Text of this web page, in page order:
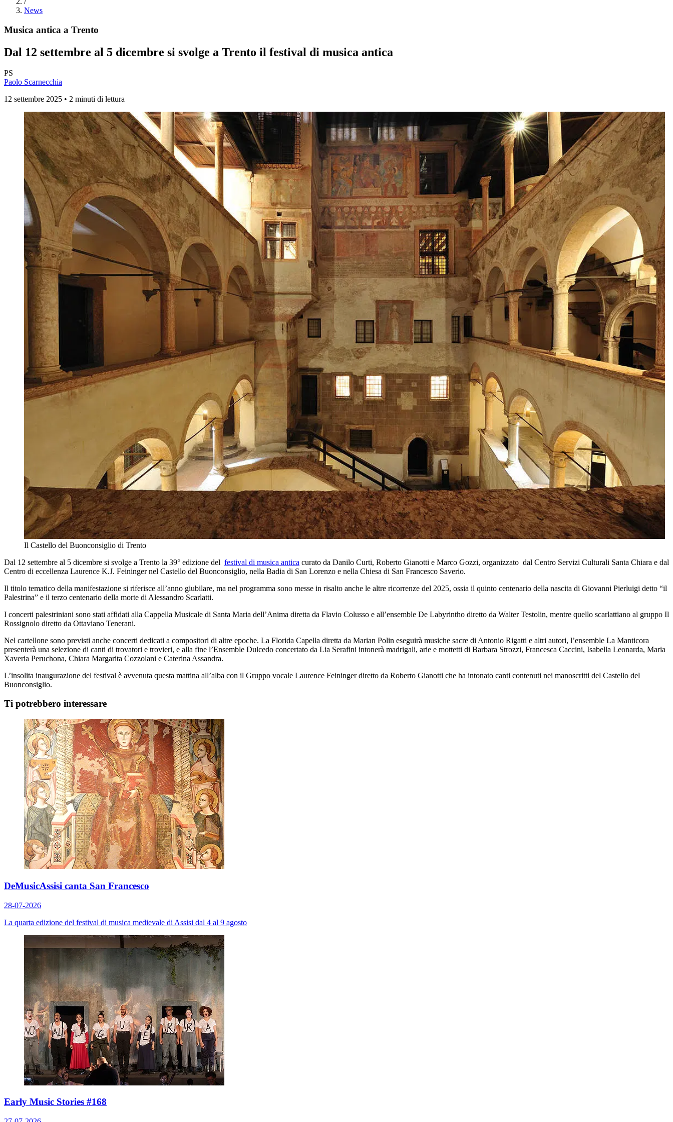
News
Musica antica a Trento
Dal 12 settembre al 5 dicembre si svolge a Trento il festival di musica antica
PS
Paolo Scarnecchia
12 settembre 2025 • 2 minuti di lettura
Il Castello del Buonconsiglio di Trento
Dal 12 settembre al 5 dicembre si svolge a Trento la 39° edizione del festival di musica antica curato da Danilo Curti, Roberto Gianotti e Marco Gozzi, organizzato dal Centro Servizi Culturali Santa Chiara e dal
Centro di eccellenza Laurence K.J. Feininger nel Castello del Buonconsiglio, nella Badia di San Lorenzo e nella Chiesa di San Francesco Saverio.
Il titolo tematico della manifestazione si riferisce all’anno giubilare, ma nel programma sono messe in risalto anche le altre ricorrenze del 2025, ossia il quinto centenario della nascita di Giovanni Pierluigi detto “il
Palestrina” e il terzo centenario della morte di Alessandro Scarlatti.
I concerti palestriniani sono stati affidati alla Cappella Musicale di Santa Maria dell’Anima diretta da Flavio Colusso e all’ensemble De Labyrintho diretto da Walter Testolin, mentre quello scarlattiano al gruppo Il
Rossignolo diretto da Ottaviano Tenerani.
Nel cartellone sono previsti anche concerti dedicati a compositori di altre epoche. La Florida Capella diretta da Marian Polin eseguirà musiche sacre di Antonio Rigatti e altri autori, l’ensemble La Manticora
presenterà una selezione di canti di trovatori e trovieri, e alla fine l’Ensemble Dulcedo concertato da Lia Serafini intonerà madrigali, arie e mottetti di Barbara Strozzi, Francesca Caccini, Isabella Leonarda, Maria
Xaveria Peruchona, Chiara Margarita Cozzolani e Caterina Assandra.
L’insolita inaugurazione del festival è avvenuta questa mattina all’alba con il Gruppo vocale Laurence Feininger diretto da Roberto Gianotti che ha intonato canti contenuti nei manoscritti del Castello del
Buonconsiglio.
Ti potrebbero interessare
DeMusicAssisi canta San Francesco
28-07-2026
La quarta edizione del festival di musica medievale di Assisi dal 4 al 9 agosto
Early Music Stories #168